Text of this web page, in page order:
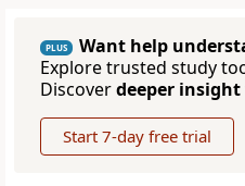
PLUS
Want help
Explore trusted study
Discoverdeeper insight
Start 7-day free trial